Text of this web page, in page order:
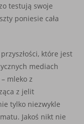
testują swoje
poniesie cała
które jest
mediach
mleko z
z jelit
tylko niezwykle
Jakoś nikt nie